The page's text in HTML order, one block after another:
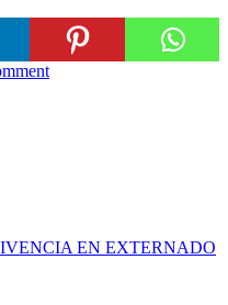
EN EXTERNADO